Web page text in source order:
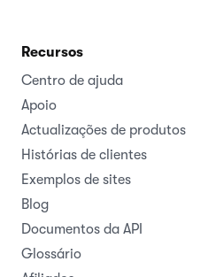
Recursos
Centro de ajuda
Apoio
Actualizações de produtos
Histórias de clientes
Exemplos de sites
Blog
Documentos da API
Glossário